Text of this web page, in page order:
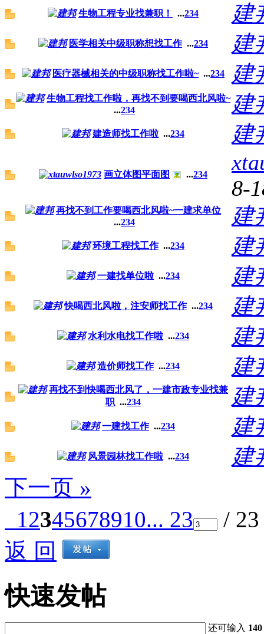
生物工程专业找兼职！ ...234 建
医学相关中级职称想找工作 ...234 建
医疗器械相关的中级职称找工作啦~ ...234 建
生物工程找工作啦，再找不到要喝西北风啦~
...234 建
建造师找工作啦 ...234 建
画立体图平面图 ...234
8-
再找不到工作要喝西北风啦~一建求单位
...234 建
环境工程找工作 ...234 建
一建找单位啦 ...234 建
快喝西北风啦，注安师找工作 ...234 建
水利水电找工作啦 ...234 建
造价师找工作 ...234 建
再找不到快喝西北风了，一建市政专业找兼
职 ...234 建
一建找工作 ...234 建
风景园林找工作啦 ...234 建
下一页 »
12345678910... 23
/
返 回
快速发帖
还可输入 140